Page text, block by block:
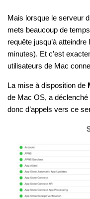
Mais lorsque le serveur
mets beaucoup de
requête jusqu’à
minutes). Et c’est
utilisateurs de Mac
La mise à disposition de
de Mac OS, a
donc d’appels vers ce